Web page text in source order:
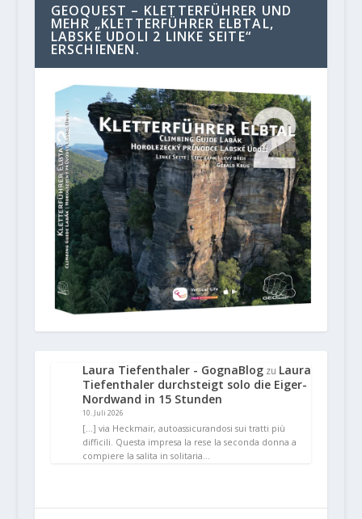
GEOQUEST – KLETTERFÜHRER UND
MEHR „KLETTERFÜHRER ELBTAL,
LABSKE UDOLI 2 LINKE SEITE“
ERSCHIENEN.
Laura Tiefenthaler - GognaBlogzu Laura
Tiefenthaler durchsteigt solo die Eiger-
Nordwand in 15 Stunden
10. Juli 2026
[…] via Heckmair, autoassicurandosi sui tratti più
difficili. Questa impresa la rese la seconda donna a
compiere la salita in solitaria…